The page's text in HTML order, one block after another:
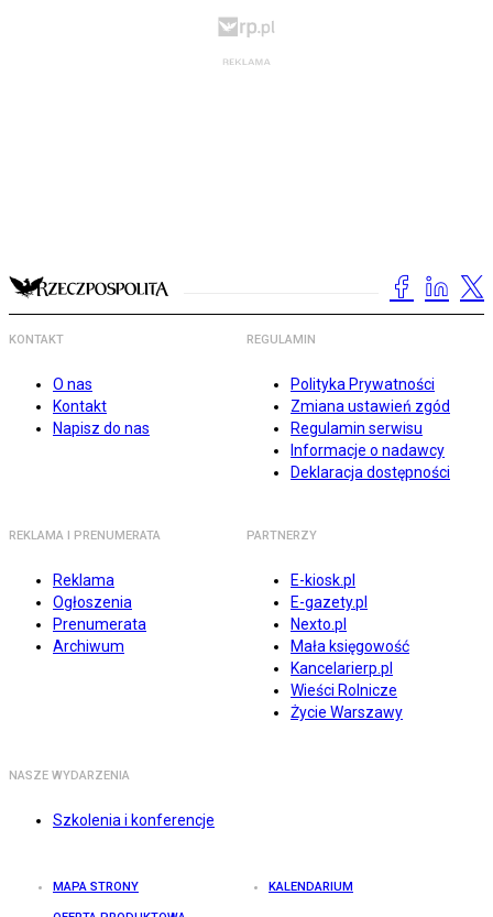
KONTAKT
O nas
Kontakt
Napisz do nas
REGULAMIN
Polityka Prywatności
Zmiana ustawień zgód
Regulamin serwisu
Informacje o nadawcy
Deklaracja dostępności
REKLAMA I PRENUMERATA
Reklama
Ogłoszenia
Prenumerata
Archiwum
PARTNERZY
E-kiosk.pl
E-gazety.pl
Nexto.pl
Mała księgowość
Kancelarierp.pl
Wieści Rolnicze
Życie Warszawy
NASZE WYDARZENIA
Szkolenia i konferencje
MAPA STRONY KALENDARIUM